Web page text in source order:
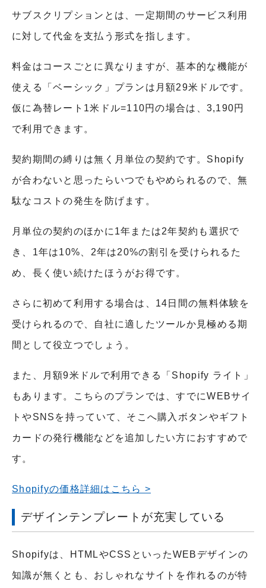
サブスクリプションとは、一定期間のサービス利用
に対して代金を支払う形式を指します。
料金はコースごとに異なりますが、基本的な機能が
使える「ベーシック」プランは月額29米ドルです。
仮に為替レート1米ドル=110円の場合は、3,190円
で利用できます。
契約期間の縛りは無く月単位の契約です。Shopify
が合わないと思ったらいつでもやめられるので、無
駄なコストの発生を防げます。
月単位の契約のほかに1年または2年契約も選択で
き、1年は10%、2年は20%の割引を受けられるた
め、長く使い続けたほうがお得です。
さらに初めて利用する場合は、14日間の無料体験を
受けられるので、自社に適したツールか見極める期
間として役立つでしょう。
また、月額9米ドルで利用できる「Shopify ライト」
もあります。こちらのプランでは、すでにWEBサイ
トやSNSを持っていて、そこへ購入ボタンやギフト
カードの発行機能などを追加したい方におすすめで
す。
Shopifyの価格詳細はこちら >
デザインテンプレートが充実している
Shopifyは、HTMLやCSSといったWEBデザインの
知識が無くとも、おしゃれなサイトを作れるのが特